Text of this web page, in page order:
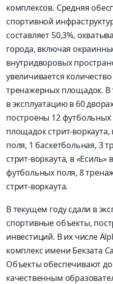
комплексов. Средняя
спортивной
составляет 50,3%,
города, включая
внутридворовых
увеличивается
тренажерных площадок. В
в эксплуатацию в 60
построены 12
площадок стрит-
поля, 1 баскетбольная, 3
стрит-воркаута, в
футбольных поля, 8
стрит-воркаута.
В текущем году сдали в
спортивные объекты,
инвестиций. В их числе
комплекс имени Бекзата
Объекты обеспечивают
качественным